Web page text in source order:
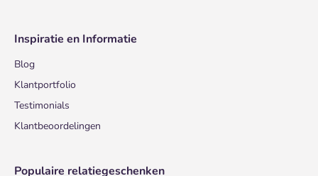
Inspiratie en Informatie
Blog
Klantportfolio
Testimonials
Klantbeoordelingen
Populaire relatiegeschenken